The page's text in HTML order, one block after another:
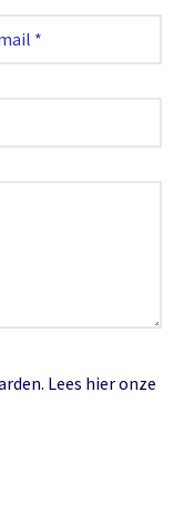
Lees hier onze